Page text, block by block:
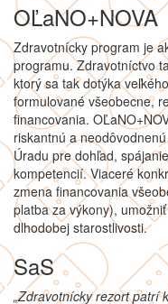
OĽaNO+NOVA
Zdravotnícky program je
programu. Zdravotníctvo
ktorý sa tak dotýka
formulované všeobecne,
financovania.
riskantnú a
Úradu pre dohľad,
kompetencií. Viaceré
zmena financovania
platba za výkony),
dlhodobej starostlivosti.
SaS
„Zdravotnícky rezort patrí